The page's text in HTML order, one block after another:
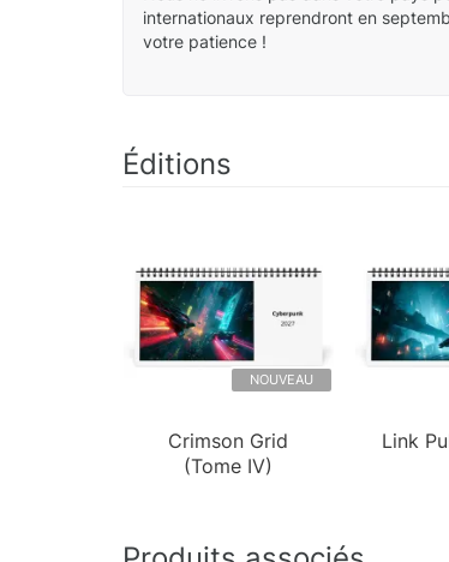
internationaux reprendront en
votre patience !
Éditions
NOUVEAU
Crimson Grid
(Tome IV)
Link